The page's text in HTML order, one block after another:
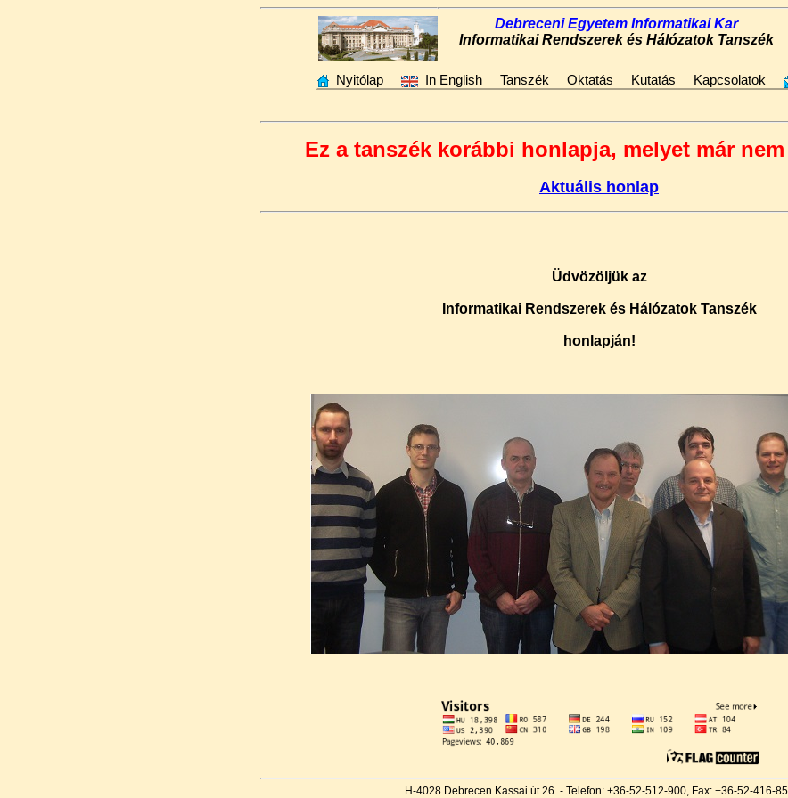
Debreceni Egyetem Informatikai Kar
Informatikai Rendszerek és Hálózatok Tanszék
Ez a tanszék korábbi honlapja, melyet már
Aktuális honlap
Üdvözöljük az
Informatikai Rendszerek és Hálózatok Tanszék
honlapján!
H-4028 Debrecen Kassai út 26. - Telefon: +36-52-512-900, Fax: +36-52-416-
Nyitólap In English Tanszék Oktatás Kutatás Kapcsolatok